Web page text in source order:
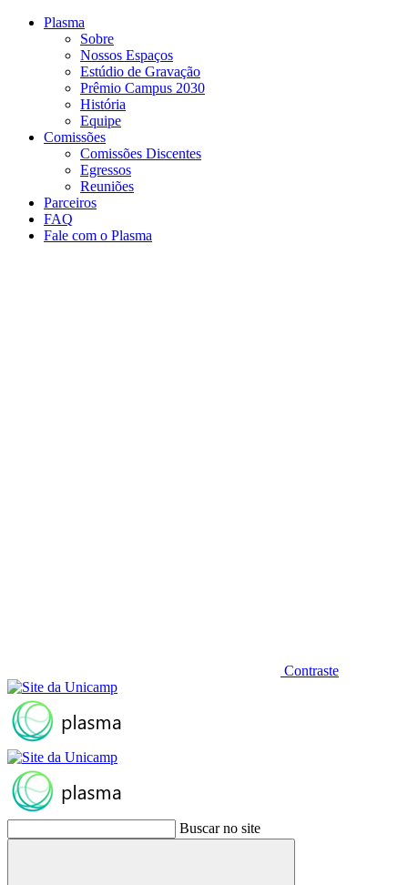
Conteúdo principal
Plasma
Sobre
Nossos Espaços
Estúdio de Gravação
Prêmio Campus 2030
História
Equipe
Comissões
Comissões Discentes
Egressos
Reuniões
Parceiros
FAQ
Fale com o Plasma
Contraste
Buscar no site